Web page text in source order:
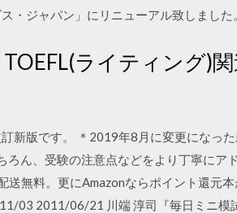
・ジャパン」にリニューアル致しました。
ライティング)
新版です。 ＊2019年8月に変更になっ
ん、受験の注意点などをより丁寧にア
送無料。更にAmazonならポイント還元
03 2011/06/21 川端 淳司『毎日ミニ模